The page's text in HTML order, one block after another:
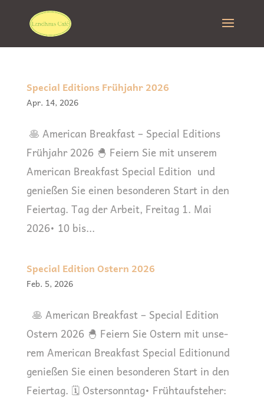
Special Editions Frühjahr 2026
Apr. 14, 2026
🥞 Ame­ri­can Break­fast – Spe­cial Edi­ti­ons
Früh­jahr 2026 🐣 Fei­ern Sie mit unse­rem
Ame­ri­can Break­fast Spe­cial Edi­ti­on und
genie­ßen Sie einen beson­de­ren Start in den
Feiertag. Tag der Arbeit, Frei­tag 1. Mai
2026• 10 bis...
Special Edition Ostern 2026
Feb. 5, 2026
🥞 Ame­ri­can Break­fast – Spe­cial Edi­ti­on
Ostern 2026 🐣 Fei­ern Sie Ostern mit unse­
rem Ame­ri­can Break­fast Spe­cial Edi­ti­onund
genie­ßen Sie einen beson­de­ren Start in den
Feiertag. 🗓 Oster­sonn­tag• Früh­tauf­ste­her: